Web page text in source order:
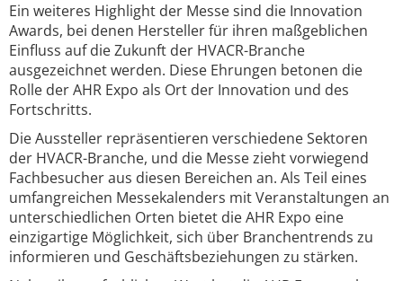
Ein weiteres Highlight der Messe sind die Innovation
Awards, bei denen Hersteller für ihren maßgeblichen
Einfluss auf die Zukunft der HVACR-Branche
ausgezeichnet werden. Diese Ehrungen betonen die
Rolle der AHR Expo als Ort der Innovation und des
Fortschritts.
Die Aussteller repräsentieren verschiedene Sektoren
der HVACR-Branche, und die Messe zieht vorwiegend
Fachbesucher aus diesen Bereichen an. Als Teil eines
umfangreichen Messekalenders mit Veranstaltungen an
unterschiedlichen Orten bietet die AHR Expo eine
einzigartige Möglichkeit, sich über Branchentrends zu
informieren und Geschäftsbeziehungen zu stärken.